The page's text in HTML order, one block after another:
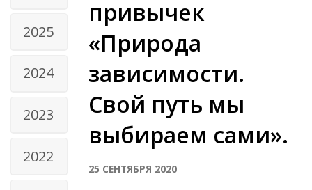
2025
2024
2023
2022
привычек
«Природа
зависимости.
Свой путь мы
выбираем сами».
25 СЕНТЯБРЯ 2020